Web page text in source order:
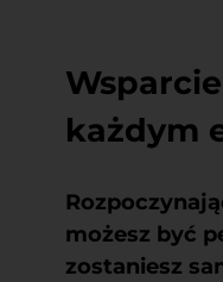
każdym
możesz być
zostaniesz